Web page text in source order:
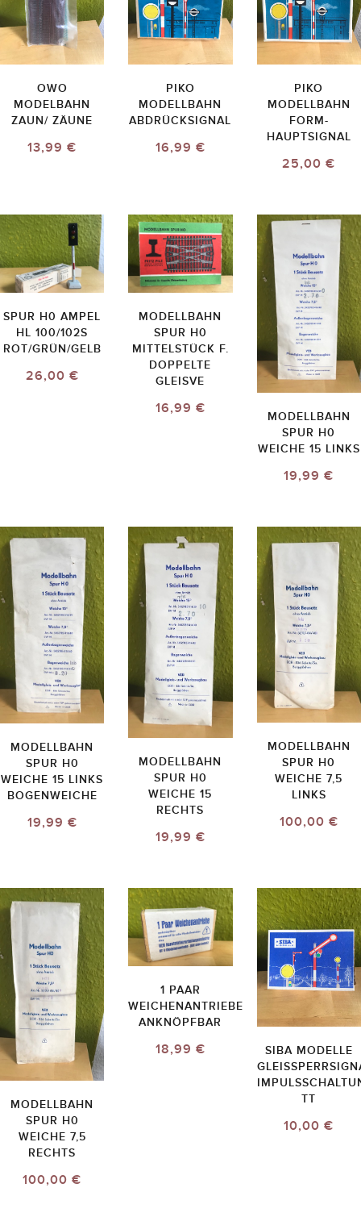
OWO
MODELBAHN
ZAUN/ ZÄUNE
13,99 €
PIKO
MODELLBAHN
ABDRÜCKSIGNAL
16,99 €
PIKO
MODELLBAHN
FORM-
HAUPTSIGNAL
25,00 €
SPUR H0 AMPEL
HL 100/102S
ROT/GRÜN/GELB
26,00 €
MODELLBAHN
SPUR H0
MITTELSTÜCK F.
DOPPELTE
GLEISVE
16,99 €
MODELLBAHN
SPUR H0
WEICHE 15 LINKS
19,99 €
MODELLBAHN
SPUR H0
WEICHE 15 LINKS
BOGENWEICHE
19,99 €
MODELLBAHN
SPUR H0
WEICHE 15
RECHTS
19,99 €
MODELLBAHN
SPUR H0
WEICHE 7,5
LINKS
100,00 €
MODELLBAHN
SPUR H0
WEICHE 7,5
RECHTS
100,00 €
1 PAAR
WEICHENANTRIEBE
ANKNÖPFBAR
18,99 €
SIBA MODELLE
TT
10,00 €